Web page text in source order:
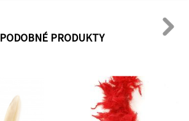
PODOBNÉ PRODUKTY